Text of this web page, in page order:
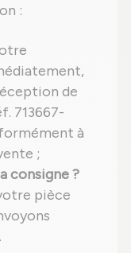
:
de
713667-
à
;
consigne ?
pièce